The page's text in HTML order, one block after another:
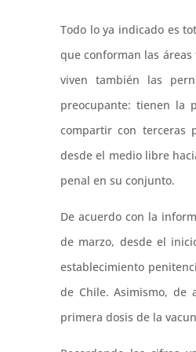
Todo lo ya indicado es
que conforman las
viven también las
preocupante: tienen la
compartir con terceras
desde el medio libre
penal en su conjunto.
De acuerdo con la
de marzo, desde el
establecimiento
de Chile. Asimismo, de
primera dosis de la